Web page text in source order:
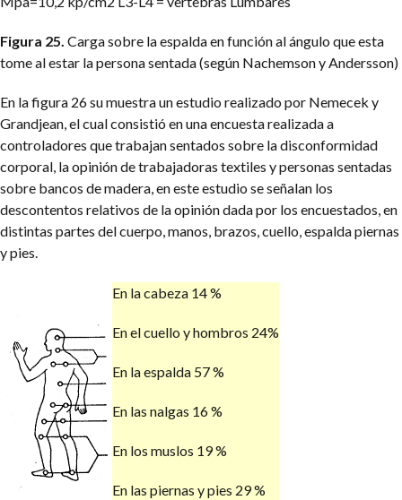
Figura 25. Carga sobre la espalda en función al ángulo que esta
tome al estar la persona sentada (según Nachemson y Andersson)
En la figura 26 su muestra un estudio realizado por Nemecek y
Grandjean, el cual consistió en una encuesta realizada a
controladores que trabajan sentados sobre la disconformidad
corporal, la opinión de trabajadoras textiles y personas sentadas
sobre bancos de madera, en este estudio se señalan los
descontentos relativos de la opinión dada por los encuestados, en
distintas partes del cuerpo, manos, brazos, cuello, espalda piernas
y pies.
En la cabeza 14 %
En el cuello y hombros 24%
En la espalda 57 %
En las nalgas 16 %
En los muslos 19 %
En las piernas y pies 29 %